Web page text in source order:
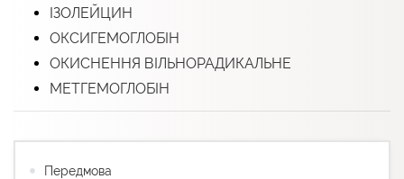
ІЗОЛЕЙЦИН
ОКСИГЕМОГЛОБІН
ОКИСНЕННЯ ВІЛЬНОРАДИКАЛЬНЕ
МЕТГЕМОГЛОБІН
Передмова